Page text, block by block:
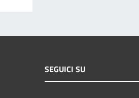
SEGUICI SU